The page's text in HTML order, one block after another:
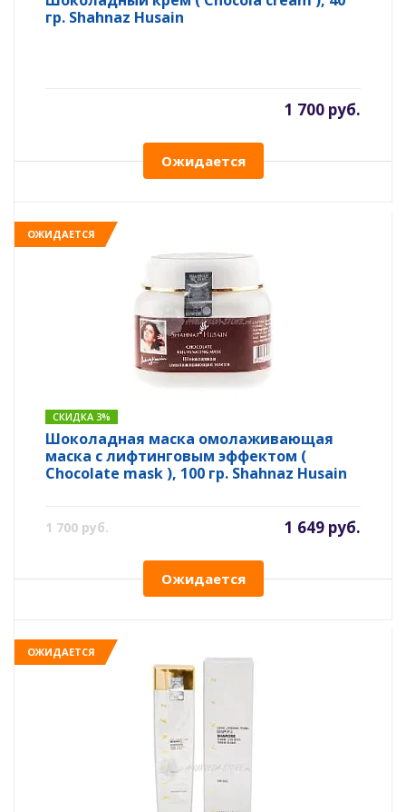
гр. Shahnaz Husain
1 700 руб.
Ожидается
ОЖИДАЕТСЯ
СКИДКА 3%
Шоколадная маска омолаживающая
маска с лифтинговым эффектом (
Chocolate mask ), 100 гр. Shahnaz Husain
1 700 руб. 1 649 руб.
Ожидается
ОЖИДАЕТСЯ